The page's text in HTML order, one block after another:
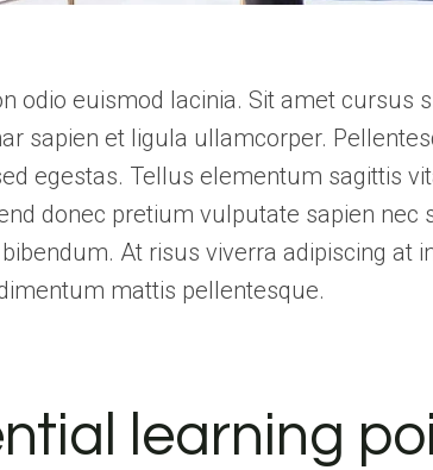
odio euismod lacinia. Sit amet cursus
sapien et ligula ullamcorper.
egestas. Tellus elementum sagittis
donec pretium vulputate sapien nec
At risus viverra adipiscing at
mattis pellentesque.
learning